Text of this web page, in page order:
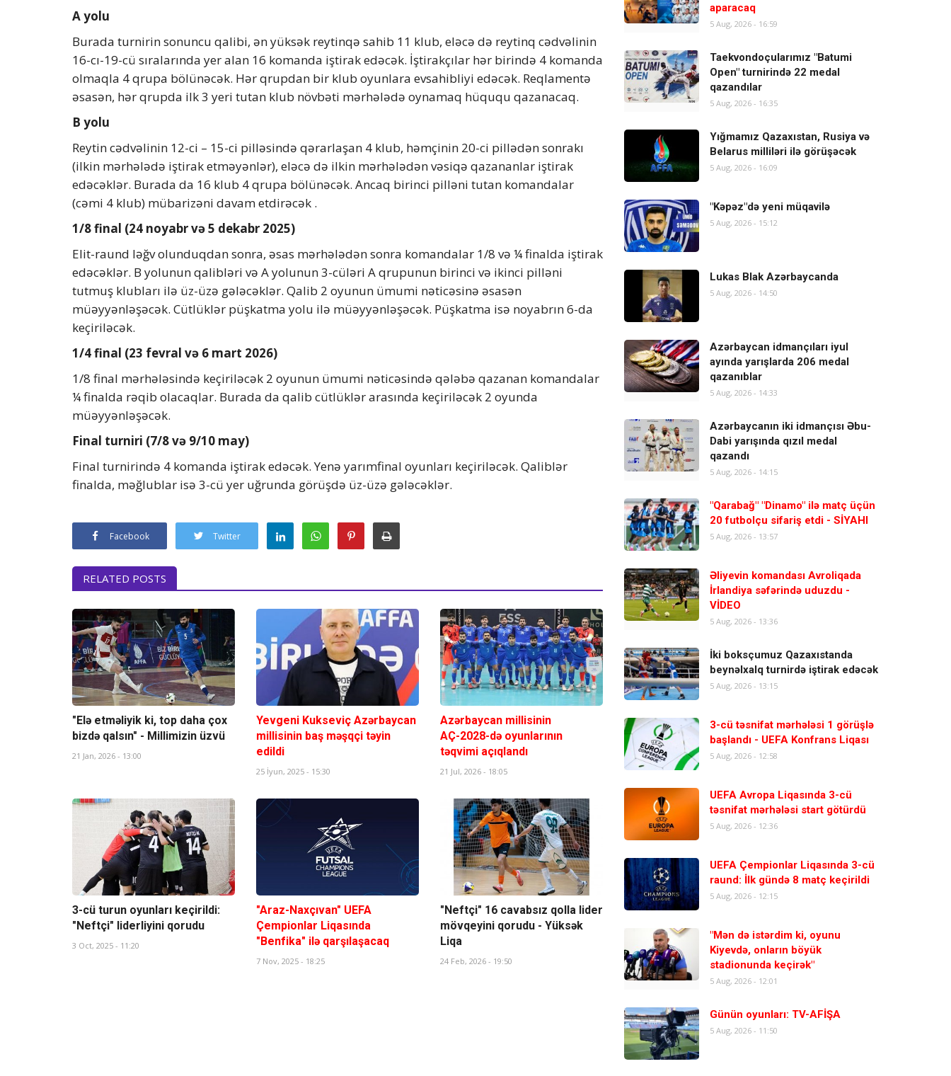
A yolu
Burada turnirin sonuncu qalibi, ən yüksək reytinqə sahib 11 klub, eləcə də reytinq cədvəlinin
16-cı-19-cü sıralarında yer alan 16 komanda iştirak edəcək. İştirakçılar hər birində 4 komanda
olmaqla 4 qrupa bölünəcək. Hər qrupdan bir klub oyunlara evsahibliyi edəcək. Reqlamentə
əsasən, hər qrupda ilk 3 yeri tutan klub növbəti mərhələdə oynamaq hüququ qazanacaq.
B yolu
Reytin cədvəlinin 12-ci – 15-ci pilləsində qərarlaşan 4 klub, həmçinin 20-ci pillədən sonrakı
(ilkin mərhələdə iştirak etməyənlər), eləcə də ilkin mərhələdən vəsiqə qazananlar iştirak
edəcəklər. Burada da 16 klub 4 qrupa bölünəcək. Ancaq birinci pilləni tutan komandalar
(cəmi 4 klub) mübarizəni davam etdirəcək .
1/8 final (24 noyabr və 5 dekabr 2025)
Elit-raund ləğv olunduqdan sonra, əsas mərhələdən sonra komandalar 1/8 və ¼ finalda iştirak
edəcəklər. B yolunun qalibləri və A yolunun 3-cüləri A qrupunun birinci və ikinci pilləni
tutmuş klubları ilə üz-üzə gələcəklər. Qalib 2 oyunun ümumi nəticəsinə əsasən
müəyyənləşəcək. Cütlüklər püşkatma yolu ilə müəyyənləşəcək. Püşkatma isə noyabrın 6-da
keçiriləcək.
1/4 final (23 fevral və 6 mart 2026)
1/8 final mərhələsində keçiriləcək 2 oyunun ümumi nəticəsində qələbə qazanan komandalar
¼ finalda rəqib olacaqlar. Burada da qalib cütlüklər arasında keçiriləcək 2 oyunda
müəyyənləşəcək.
Final turniri (7/8 və 9/10 may)
Final turnirində 4 komanda iştirak edəcək. Yenə yarımfinal oyunları keçiriləcək. Qaliblər
finalda, məğlublar isə 3-cü yer uğrunda görüşdə üz-üzə gələcəklər.
Facebook Twitter
RELATED POSTS
"Elə etməliyik ki, top daha çox
bizdə qalsın" - Millimizin üzvü
21 Jan, 2026 - 13:00
Yevgeni Kukseviç Azərbaycan
millisinin baş məşqçi təyin
edildi
25 İyun, 2025 - 15:30
Azərbaycan millisinin
AÇ-2028-də oyunlarının
təqvimi açıqlandı
21 Jul, 2026 - 18:05
3-cü turun oyunları keçirildi:
"Neftçi" liderliyini qorudu
3 Oct, 2025 - 11:20
"Araz-Naxçıvan" UEFA
Çempionlar Liqasında
"Benfika" ilə qarşılaşacaq
7 Nov, 2025 - 18:25
"Neftçi" 16 cavabsız qolla lider
mövqeyini qorudu - Yüksək
Liqa
24 Feb, 2026 - 19:50
aparacaq
5 Aug, 2026 - 16:59
Taekvondoçularımız "Batumi
Open" turnirində 22 medal
qazandılar
5 Aug, 2026 - 16:35
Yığmamız Qazaxıstan, Rusiya və
Belarus milliləri ilə görüşəcək
5 Aug, 2026 - 16:09
"Kəpəz"də yeni müqavilə
5 Aug, 2026 - 15:12
Lukas Blak Azərbaycanda
5 Aug, 2026 - 14:50
Azərbaycan idmançıları iyul
ayında yarışlarda 206 medal
qazanıblar
5 Aug, 2026 - 14:33
Azərbaycanın iki idmançısı Əbu-
Dabi yarışında qızıl medal
qazandı
5 Aug, 2026 - 14:15
"Qarabağ" "Dinamo" ilə matç üçün
20 futbolçu sifariş etdi - SİYAHI
5 Aug, 2026 - 13:57
Əliyevin komandası Avroliqada
İrlandiya səfərində uduzdu -
VİDEO
5 Aug, 2026 - 13:36
İki boksçumuz Qazaxıstanda
beynəlxalq turnirdə iştirak edəcək
5 Aug, 2026 - 13:15
3-cü təsnifat mərhələsi 1 görüşlə
başlandı - UEFA Konfrans Liqası
5 Aug, 2026 - 12:58
UEFA Avropa Liqasında 3-cü
təsnifat mərhələsi start götürdü
5 Aug, 2026 - 12:36
UEFA Çempionlar Liqasında 3-cü
raund: İlk gündə 8 matç keçirildi
5 Aug, 2026 - 12:15
"Mən də istərdim ki, oyunu
Kiyevdə, onların böyük
stadionunda keçirək"
5 Aug, 2026 - 12:01
Günün oyunları: TV-AFİŞA
5 Aug, 2026 - 11:50